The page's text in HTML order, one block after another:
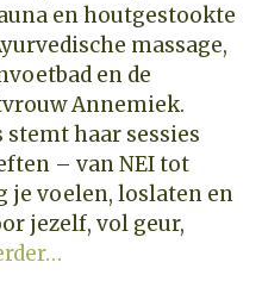
en houtgestookte
massage,
en de
Annemiek.
haar sessies
– van NEI tot
je voelen, loslaten en
jezelf, vol geur,